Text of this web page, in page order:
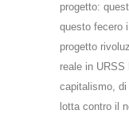
progetto:
questo fecero
progetto
reale in URSS
capitalismo,
lotta contro il